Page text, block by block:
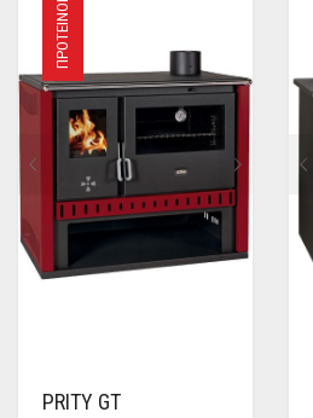
PRITY GT